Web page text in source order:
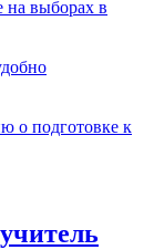
на выборах в
о подготовке к